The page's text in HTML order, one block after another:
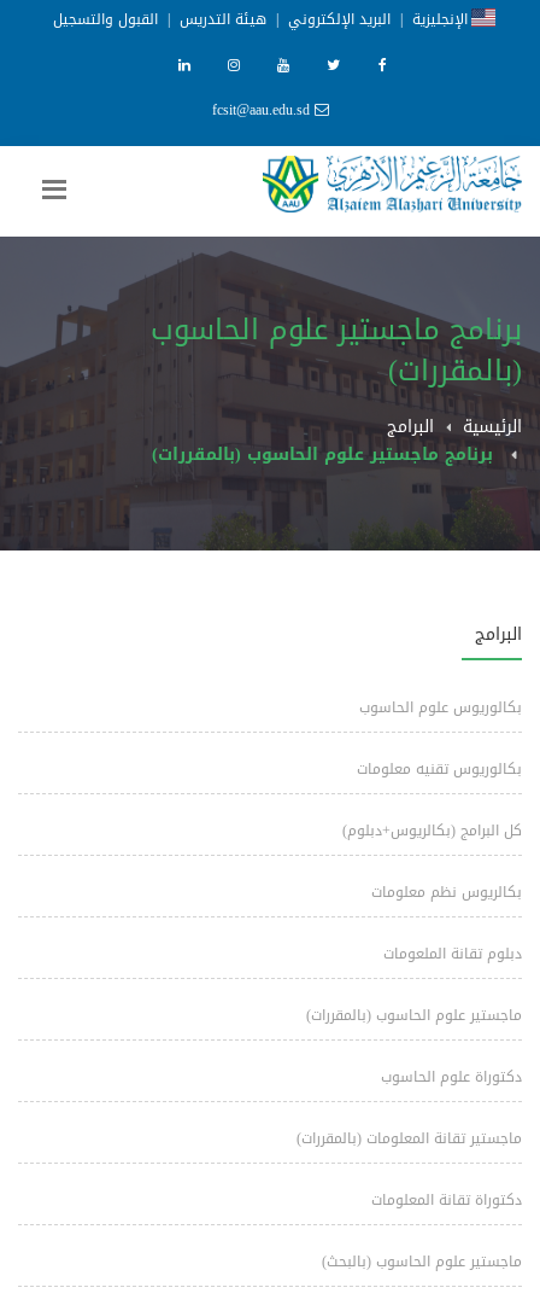
الإنجليزية | البريد الإلكتروني | هيئة التدريس | القبول والتسجيل
fcsit@aau.edu.sd
برنامج ماجستير علوم الحاسوب
(بالمقررات)
الرئيسية
البرامج
برنامج ماجستير علوم الحاسوب (بالمقررات)
البرامج
بكالوريوس علوم الحاسوب
بكالوريوس تقنيه معلومات
كل البرامج (بكالريوس+دبلوم)
بكالريوس نظم معلومات
دبلوم تقانة الملعومات
ماجستير علوم الحاسوب (بالمقررات)
دكتوراة علوم الحاسوب
ماجستير تقانة المعلومات (بالمقررات)
دكتوراة تقانة المعلومات
ماجستير علوم الحاسوب (بالبحث)